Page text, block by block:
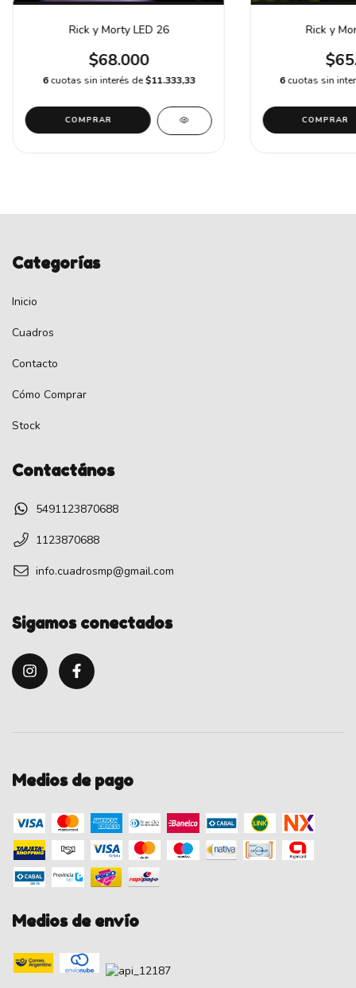
Rick y Morty LED 26
$68.000
6 cuotas sin interés de$11.333,33
COMPRAR
Rick y
6cuotas sin
COMPRAR
Categorías
Inicio
Cuadros
Contacto
Cómo Comprar
Stock
Contactános
5491123870688
1123870688
info.cuadrosmp@gmail.com
Sigamos conectados
Medios de pago
Medios de envío